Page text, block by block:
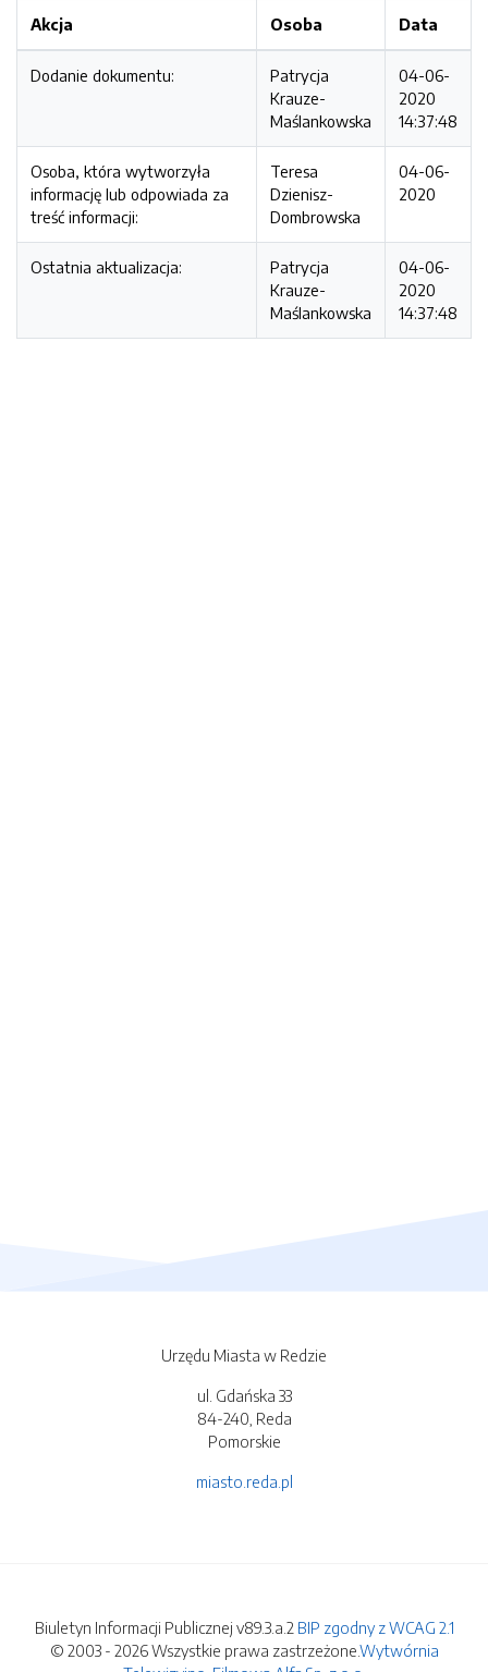
Akcja Osoba Data
Dodanie dokumentu:
Patrycja
Krauze-
Maślankowska
04-06-
2020
14:37:48
Osoba, która wytworzyła
informację lub odpowiada za
treść informacji:
Teresa
Dzienisz-
Dombrowska
04-06-
2020
Ostatnia aktualizacja:
Patrycja
Krauze-
Maślankowska
04-06-
2020
14:37:48
Urzędu Miasta w Redzie
ul. Gdańska 33
84-240, Reda
Pomorskie
miasto.reda.pl
Biuletyn Informacji Publicznej v89.3.a.2 BIP zgodny z WCAG 2.1
© 2003 - 2026 Wszystkie prawa zastrzeżone.Wytwórnia